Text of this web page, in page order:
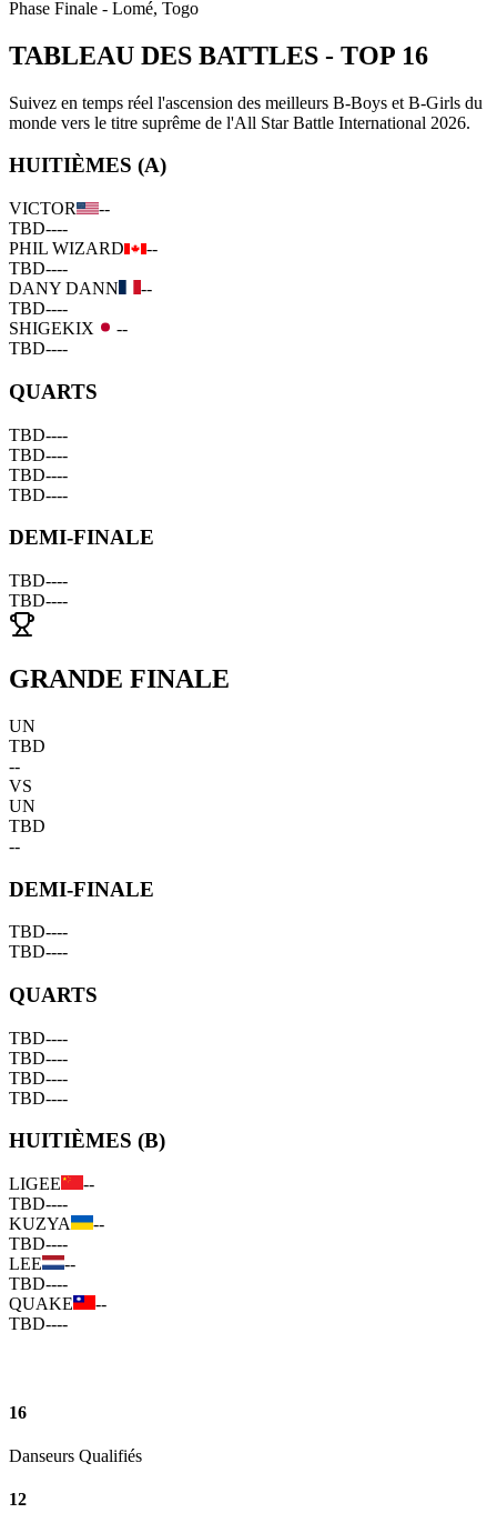
Phase Finale - Lomé, Togo
TABLEAU DES BATTLES - TOP 16
Suivez en temps réel l'ascension des meilleurs B-Boys et B-Girls du
monde vers le titre suprême de l'All Star Battle International 2026.
HUITIÈMES (A)
VICTOR
--
TBD----
PHIL WIZARD
--
TBD----
DANY DANN
--
TBD----
SHIGEKIX
--
TBD----
QUARTS
TBD----
TBD----
TBD----
TBD----
DEMI-FINALE
TBD----
TBD----
GRANDE FINALE
UN
TBD
--
VS
UN
TBD
--
DEMI-FINALE
TBD----
TBD----
QUARTS
TBD----
TBD----
TBD----
TBD----
HUITIÈMES (B)
LIGEE
--
TBD----
KUZYA
--
TBD----
LEE
--
TBD----
QUAKE
--
TBD----
16
Danseurs Qualifiés
12